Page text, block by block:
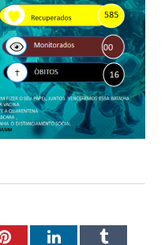
PinterestLinkedInTumblr